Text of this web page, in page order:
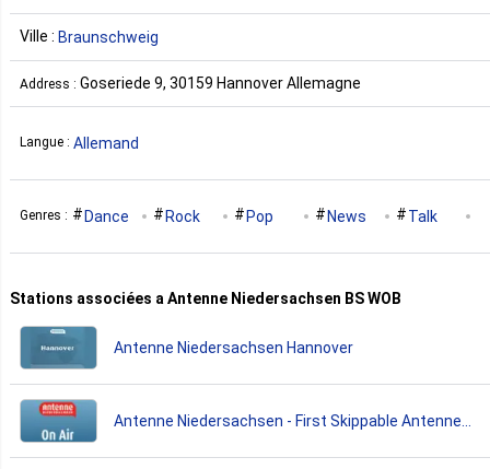
Ville : Braunschweig
Address : Goseriede 9, 30159 Hannover Allemagne
Langue : Allemand
Genres : Dance Rock Pop News Talk
Stations associées a Antenne Niedersachsen BS WOB
Antenne Niedersachsen Hannover
Antenne Niedersachsen - First Skippable Antenne